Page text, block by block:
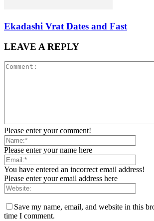
Ekadashi Vrat Dates and Fast
LEAVE A REPLY
Please enter your comment!
Please enter your name here
You have entered an incorrect email address!
Please enter your email address here
Save my name, email, and website in this
time I comment.